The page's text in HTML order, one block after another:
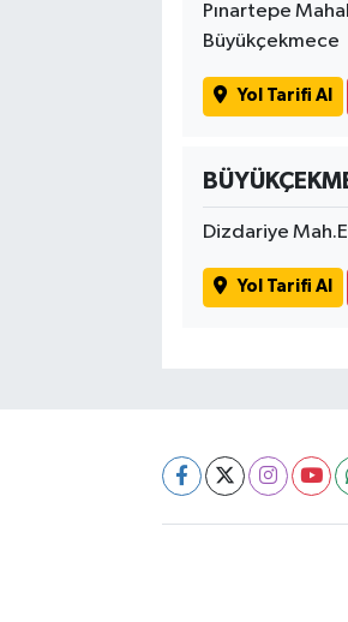
Pınartepe
Büyükçekmece
Yol Tarifi Al
Dizdariye
Yol Tarifi Al